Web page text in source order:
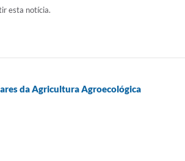
esta notícia.
da Agricultura Agroecológica